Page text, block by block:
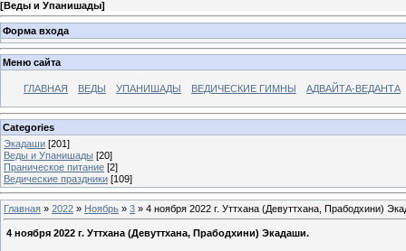
[Веды и Упанишады]
Форма входа
Меню сайта
ГЛАВНАЯ ВЕДЫ УПАНИШАДЫ ВЕДИЧЕСКИЕ ГИМНЫ АДВАЙТА-ВЕДАНТА
Categories
Экадаши [201]
Веды и Упанишады [20]
Праническое питание [2]
Ведические праздники [109]
Главная » 2022 » Ноябрь » 3 » 4 ноября 2022 г. Уттхана (Девуттхана, Прабодхини)
4 ноября 2022 г. Уттхана (Девуттхана, Прабодхини) Экадаши.